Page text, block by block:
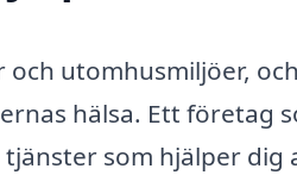
utomhusmiljöer,
hälsa. Ett företag
som hjälper dig